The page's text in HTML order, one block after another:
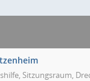
Sitzungsraum,